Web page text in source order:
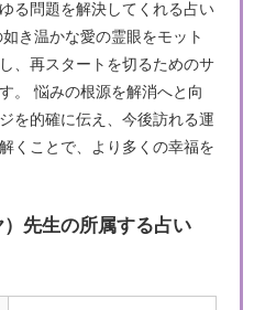
る問題を解決してくれる占い
き温かな愛の霊眼をモット
、再スタートを切るためのサ
。 悩みの根源を解消へと向
を的確に伝え、今後訪れる運
くことで、より多くの幸福を
先生の所属する占い